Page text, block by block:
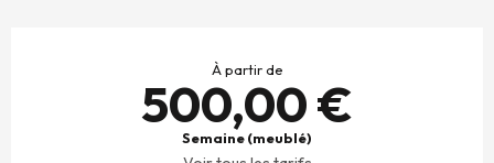
À partir de
500,00 €
Semaine (meublé)